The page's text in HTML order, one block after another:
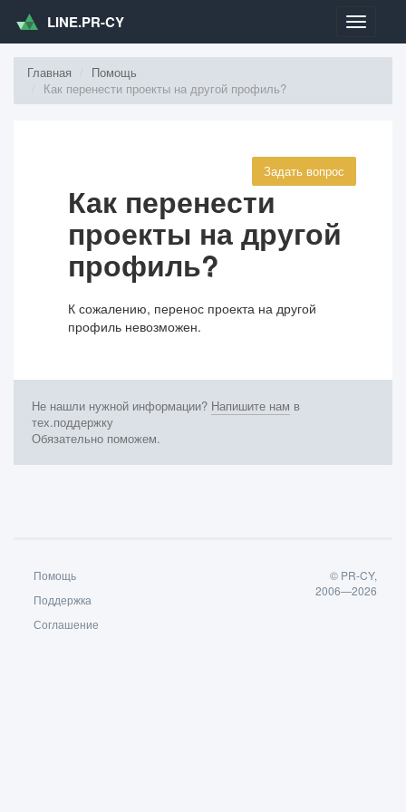
Меню
LINE.PR-CY
Главная
Помощь
Как перенести проекты на другой профиль?
Задать вопрос
Как перенести
проекты на другой
профиль?
К сожалению, перенос проекта на другой
профиль невозможен.
Не нашли нужной информации? Напишите нам в
тех.поддержку
Обязательно поможем.
Помощь
Поддержка
Соглашение
© PR-CY,
2006—2026